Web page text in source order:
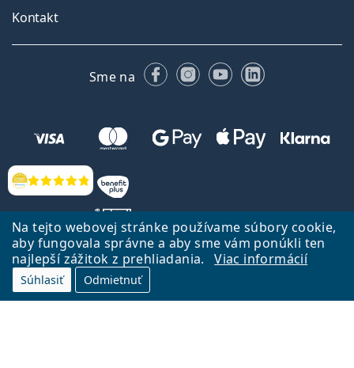
Na tejto webovej stránke používame súbory cookie,
aby fungovala správne a aby sme vám ponúkli ten
najlepší zážitok z prehliadania.
Viac informácií
Súhlasiť Odmietnuť
Hodnotenia
Kontakt
Sme na FacebookuInstagrame
YouTubeLinkedIn
Späť na Úvodnu stránku
Lentiamo.sk vlastní a prevádzkuje spoločnosť Lentiamo s.r.o., Česká